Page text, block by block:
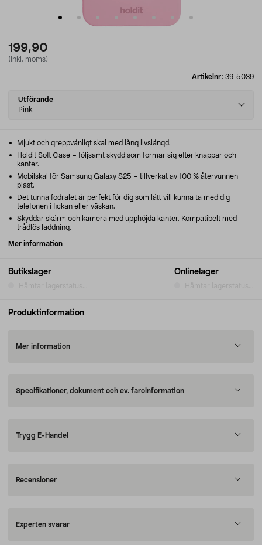
199,90
(inkl. moms)
Artikelnr: 39-5039
Select
variant
Utförande
Pink
Butikslager Onlinelager
Mjukt och greppvänligt skal med lång livslängd.
Holdit Soft Case – följsamt skydd som formar sig efter knappar och
kanter.
Mobilskal för Samsung Galaxy S25 – tillverkat av 100 % återvunnen
plast.
Det tunna fodralet är perfekt för dig som lätt vill kunna ta med dig
telefonen i fickan eller väskan.
Skyddar skärm och kamera med upphöjda kanter. Kompatibelt med
trådlös laddning.
Mer information
Produktinformation
Mer information
Specifikationer, dokument och ev. faroinformation
Trygg E-Handel
Recensioner
Experten svarar